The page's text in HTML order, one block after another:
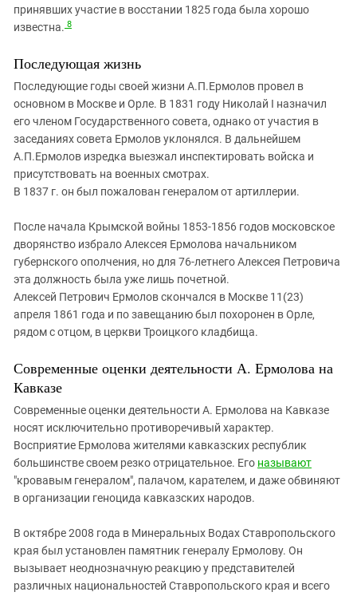
принявших участие в восстании 1825 года была хорошо
известна. 8
Последующая жизнь
Последующие годы своей жизни А.П.Ермолов провел в
основном в Москве и Орле. В 1831 году Николай I назначил
его членом Государственного совета, однако от участия в
заседаниях совета Ермолов уклонялся. В дальнейшем
А.П.Ермолов изредка выезжал инспектировать войска и
присутствовать на военных смотрах.
В 1837 г. он был пожалован генералом от артиллерии.
После начала Крымской войны 1853-1856 годов московское
дворянство избрало Алексея Ермолова начальником
губернского ополчения, но для 76-летнего Алексея Петровича
эта должность была уже лишь почетной.
Алексей Петрович Ермолов скончался в Москве 11(23)
апреля 1861 года и по завещанию был похоронен в Орле,
рядом с отцом, в церкви Троицкого кладбища.
Современные оценки деятельности А. Ермолова на
Кавказе
Современные оценки деятельности А. Ермолова на Кавказе
носят исключительно противоречивый характер.
Восприятие Ермолова жителями кавказских республик
большинстве своем резко отрицательное. Его называют
"кровавым генералом", палачом, карателем, и даже обвиняют
в организации геноцида кавказских народов.
В октябре 2008 года в Минеральных Водах Ставропольского
края был установлен памятник генералу Ермолову. Он
вызывает неоднозначную реакцию у представителей
различных национальностей Ставропольского края и всего